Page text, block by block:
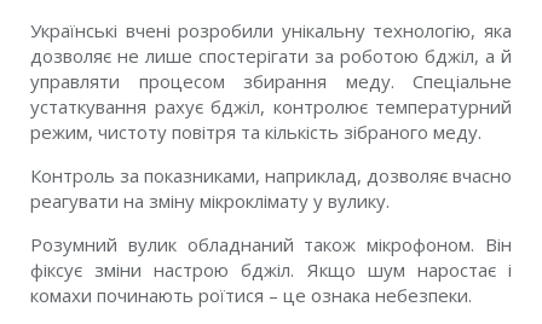
Українські вчені розробили унікальну технологію, яка
дозволяє не лише спостерігати за роботою бджіл, а й
управляти процесом збирання меду. Спеціальне
устаткування рахує бджіл, контролює температурний
режим, чистоту повітря та кількість зібраного меду.
Контроль за показниками, наприклад, дозволяє вчасно
реагувати на зміну мікроклімату у вулику.
Розумний вулик обладнаний також мікрофоном. Він
фіксує зміни настрою бджіл. Якщо шум наростає і
комахи починають роїтися – це ознака небезпеки.